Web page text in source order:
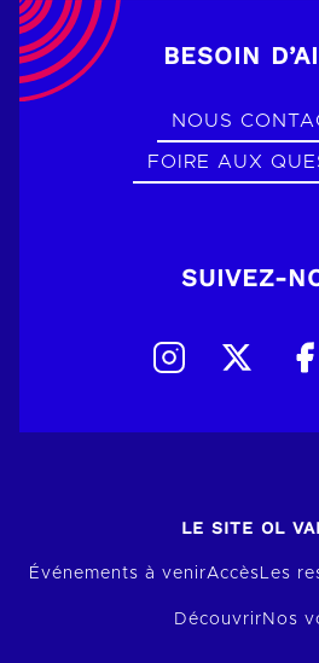
BESOIN
NOUS
FOIRE AUX
SUIVEZ-
LE SITE OL
Événements à venirAccèsLes
Découvrir Nos